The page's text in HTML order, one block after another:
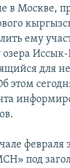
Москве,
ему
озера
для
этом
февраля
под